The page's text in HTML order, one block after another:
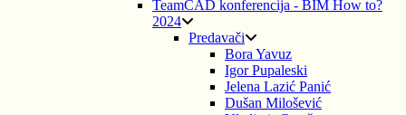
TeamCAD konferencija - BIM How to?
2024
Predavači
Bora Yavuz
Igor Pupaleski
Jelena Lazić Panić
Dušan Milošević